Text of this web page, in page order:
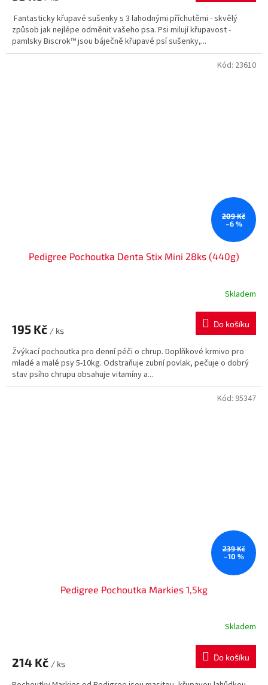
Fantasticky křupavé sušenky s 3 lahodnými příchutěmi - skvělý
způsob jak nejlépe odměnit vašeho psa. Psi milují křupavost -
pamlsky Biscrok™ jsou báječně křupavé psí sušenky,...
209 Kč
–6 %
Pedigree Pochoutka Denta Stix Mini 28ks (440g)
je
z
5
hvězdiček.
Skladem
195 Kč / ks
Do košíku
Žvýkací pochoutka pro denní péči o chrup. Doplňkové krmivo pro
mladé a malé psy 5-10kg. Odstraňuje zubní povlak, pečuje o dobrý
stav psího chrupu obsahuje vitamíny a...
Kód: 23610
239 Kč
–10 %
Pedigree Pochoutka Markies 1,5kg
Skladem
214 Kč / ks
Do košíku
Kód: 95347